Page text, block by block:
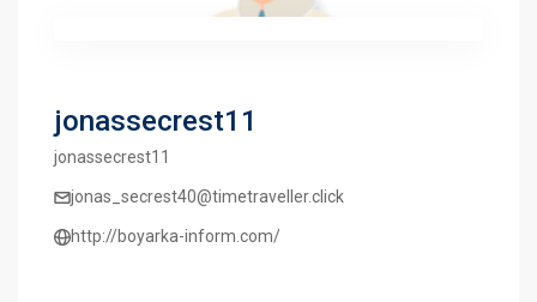
jonassecrest11
jonassecrest11
jonas_secrest40@timetraveller.click
http://boyarka-inform.com/